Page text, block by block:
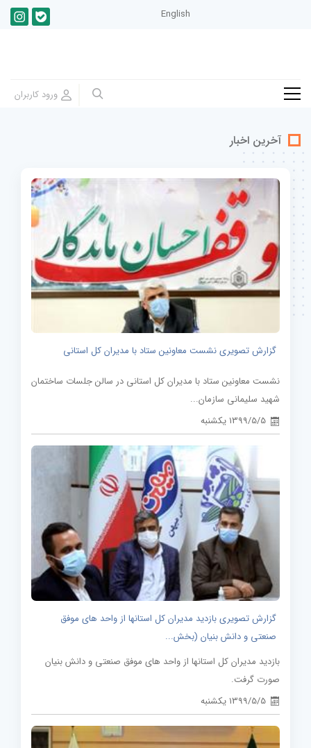
English
آخرین اخبار
گزارش تصویری نشست معاونین ستاد با مدیران کل استانی
نشست معاونین ستاد با مدیران کل استانی در سالن جلسات ساختمان
شهید سلیمانی سازمان...
1399/5/5 یکشنبه
گزارش تصویری بازدید مدیران کل استانها از واحد های موفق
صنعتی و دانش بنیان (بخش...
بازدید مدیران کل استانها از واحد های موفق صنعتی و دانش بنیان
صورت گرفت.
1399/5/5 یکشنبه